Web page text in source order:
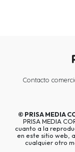
Contacto
© PRISA MEDIA
PRISA MEDIA
cuanto a la
en este sitio web,
cualquier otro